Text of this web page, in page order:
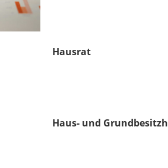
Hausrat
Haus- und